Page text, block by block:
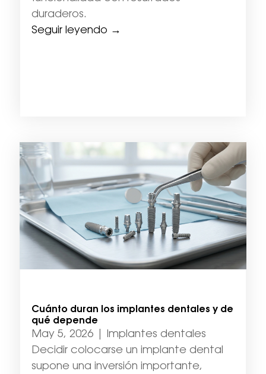
duraderos.
Seguir leyendo →
Cuánto duran los implantes dentales y de
qué depende
May 5, 2026|
Implantes dentales
Decidir colocarse un implante dental
supone una inversión importante,